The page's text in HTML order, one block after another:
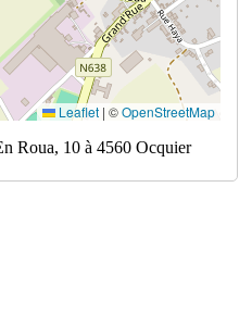
Leaflet | ©OpenStreetMap
Roua, 10 à 4560 Ocquier